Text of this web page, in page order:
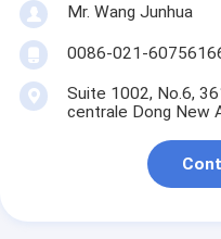
Mr. Wang Junhua
0086-021-
Suite 1002, No.6,
centrale Dong New